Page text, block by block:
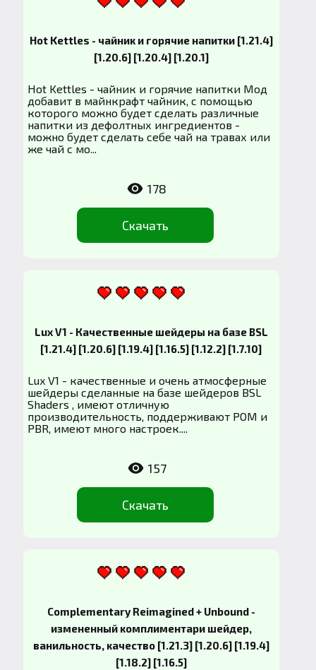
Hot Kettles - чайник и горячие напитки [1.21.4]
[1.20.6] [1.20.4] [1.20.1]
Hot Kettles - чайник и горячие напитки Мод
добавит в майнкрафт чайник, с помощью
которого можно будет сделать различные
напитки из дефолтных ингредиентов -
можно будет сделать себе чай на травах или
же чай с мо...
Скачать
178
Lux V1 - Качественные шейдеры на базе BSL
[1.21.4] [1.20.6] [1.19.4] [1.16.5] [1.12.2] [1.7.10]
Lux V1 - качественные и очень атмосферные
шейдеры сделанные на базе шейдеров BSL
Shaders , имеют отличную
производительность, поддерживают POM и
PBR, имеют много настроек....
Скачать
157
Complementary Reimagined + Unbound -
измененный комплиментари шейдер,
ванильность, качество [1.21.3] [1.20.6] [1.19.4]
[1.18.2] [1.16.5]